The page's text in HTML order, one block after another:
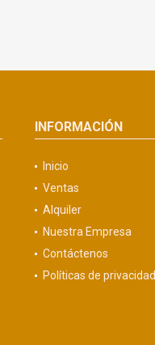
INFORMACIÓN
Inicio
Ventas
Alquiler
Nuestra Empresa
Contáctenos
Políticas de privacidad